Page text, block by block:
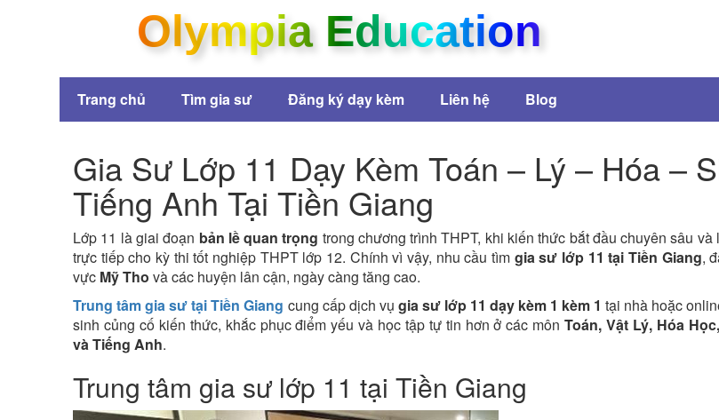
Olympia Education
Trang chủ Tìm gia sư Đăng ký dạy kèm Liên hệ Blog
Gia Sư Lớp 11 Dạy Kèm Toán – Lý – Hóa –
Tiếng Anh Tại Tiền Giang
Lớp 11 là giai đoạn bản lề quan trọng trong chương trình THPT, khi kiến thức bắt đầu chuyên sâu và
trực tiếp cho kỳ thi tốt nghiệp THPT lớp 12. Chính vì vậy, nhu cầu tìm gia sư lớp 11 tại Tiền Giang,
vực Mỹ Tho và các huyện lân cận, ngày càng tăng cao.
Trung tâm gia sư tại Tiền Giang cung cấp dịch vụ gia sư lớp 11 dạy kèm 1 kèm 1 tại nhà hoặc
sinh củng cố kiến thức, khắc phục điểm yếu và học tập tự tin hơn ở các mônToán, Vật Lý, Hóa
và Tiếng Anh.
Trung tâm gia sư lớp 11 tại Tiền Giang